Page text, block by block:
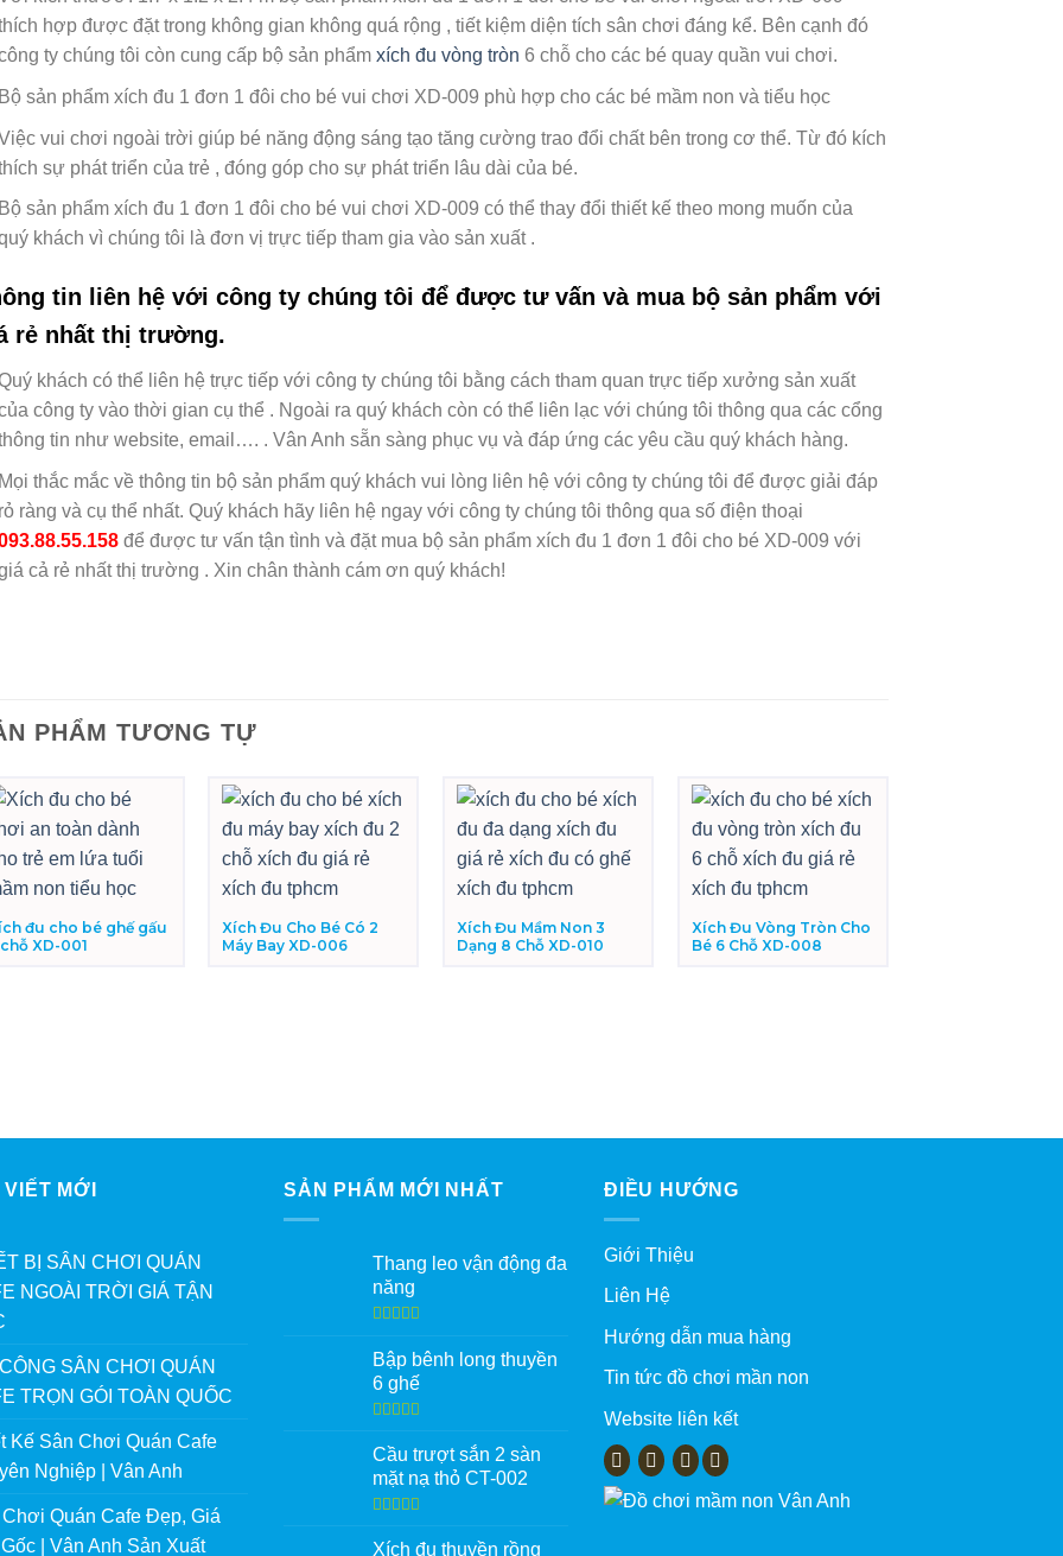
hợp được đặt trong không gian không quá rộng , tiết kiệm diện tích sân chơi đáng kể. Bên cạnh đó
ty chúng tôi còn cung cấp bộ sản phẩmxích đu vòng tròn 6 chỗ cho các bé quay quần vui chơi.
Bộ sản phẩm xích đu 1 đơn 1 đôi cho bé vui chơi XD-009 phù hợp cho các bé mầm non và tiểu học
vui chơi ngoài trời giúp bé năng động sáng tạo tăng cường trao đổi chất bên trong cơ thể. Từ đó kích
sự phát triển của trẻ , đóng góp cho sự phát triển lâu dài của bé.
Bộ sản phẩm xích đu 1 đơn 1 đôi cho bé vui chơi XD-009 có thể thay đổi thiết kế theo mong muốn của
khách vì chúng tôi là đơn vị trực tiếp tham gia vào sản xuất .
tin liên hệ với công ty chúng tôi để được tư vấn và mua bộ sản phẩm với
rẻ nhất thị trường.
khách có thể liên hệ trực tiếp với công ty chúng tôi bằng cách tham quan trực tiếp xưởng sản xuất
công ty vào thời gian cụ thể . Ngoài ra quý khách còn có thể liên lạc với chúng tôi thông qua các cổng
tin như website, email…. . Vân Anh sẵn sàng phục vụ và đáp ứng các yêu cầu quý khách hàng.
Mọi thắc mắc về thông tin bộ sản phẩm quý khách vui lòng liên hệ với công ty chúng tôi để được giải đáp
rỏ ràng và cụ thể nhất. Quý khách hãy liên hệ ngay với công ty chúng tôi thông qua số điện thoại
để được tư vấn tận tình và đặt mua bộ sản phẩm xích đu 1 đơn 1 đôi cho bé XD-009 với
cả rẻ nhất thị trường . Xin chân thành cám ơn quý khách!
PHẨM TƯƠNG TỰ
đu cho bé ghế gấu
XD-001
Xích Đu Cho Bé Có 2
Máy Bay XD-006
Xích Đu Mầm Non 3
Dạng 8 Chỗ XD-010
Xích Đu Vòng Tròn Cho
Bé 6 Chỗ XD-008
VIẾT MỚI
BỊ SÂN CHƠI QUÁN
NGOÀI TRỜI GIÁ TẬN
SÂN CHƠI QUÁN
TRỌN GÓI TOÀN QUỐC
Kế Sân Chơi Quán Cafe
Nghiệp | Vân Anh
Chơi Quán Cafe Đẹp, Giá
| Vân Anh Sản Xuất
SẢN PHẨM MỚI NHẤT
Thang leo vận động đa
năng
hạng 5.005
sao
Bập bênh long thuyền
6 ghế
hạng 5.005
sao
Cầu trượt sắn 2 sàn
mặt nạ thỏ CT-002
hạng5.00 5
Xích đu thuyền rồng
ĐIỀU HƯỚNG
Giới Thiệu
Liên Hệ
Hướng dẫn mua hàng
Tin tức đồ chơi mần non
Website liên kết